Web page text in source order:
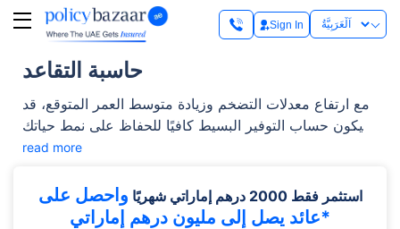
Sign In
حاسبة التقاعد
مع ارتفاع معدلات التضخم وزيادة متوسط العمر المتوقع، قد
لا يكون حساب التوفير البسيط كافيًا للحفاظ على نمط حياتك
read more
استثمر فقط 2000 درهم إماراتي شهريًا
واحصل على
عائد يصل إلى مليون درهم إماراتي*